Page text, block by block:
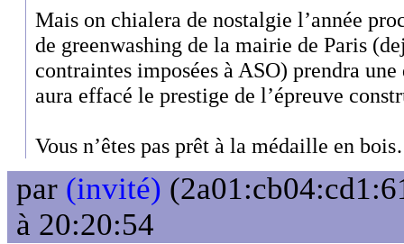
Mais on chialera de nostalgie l’année
de greenwashing de la mairie de Paris
contraintes imposées à ASO) prendra
aura effacé le prestige de l’épreuve
Vous n’êtes pas prêt à la médaille en
par (invité)
à 20:20:54